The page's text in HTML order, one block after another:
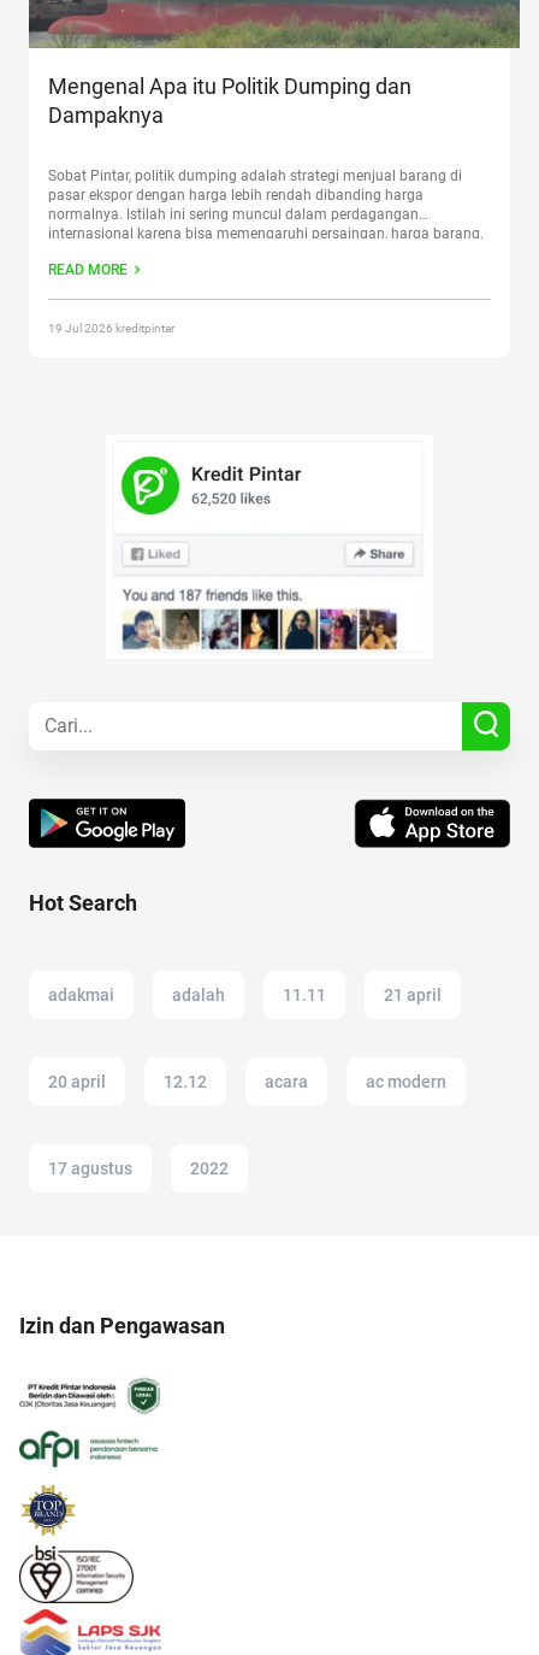
Mengenal Apa itu Politik Dumping dan
Dampaknya
Sobat Pintar, politik dumping adalah strategi menjual barang di
pasar ekspor dengan harga lebih rendah dibanding harga
normalnya. Istilah ini sering muncul dalam perdagangan
internasional karena bisa memengaruhi persaingan, harga barang,
murah memang terlihat menguntungkan. Namun, jika praktik
Dampaknya”
READ MORE
19 Jul 2026 kreditpintar
Hot Search
adakmai adalah 11.11 21 april
20 april 12.12 acara ac modern
17 agustus 2022
Izin dan Pengawasan